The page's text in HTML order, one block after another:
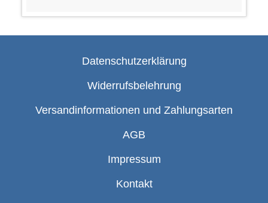
Datenschutzerklärung
Widerrufsbelehrung
Versandinformationen und Zahlungsarten
AGB
Impressum
Kontakt